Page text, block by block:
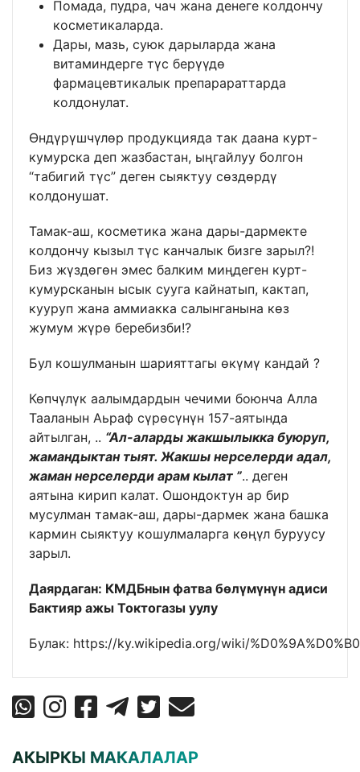
Помада, пудра, чач жана денеге колдончу
косметикаларда.
Дары, мазь, суюк дарыларда жана
витаминдерге түс берүүдө
фармацевтикалык препарараттарда
колдонулат.
Өндүрүшчүлөр продукцияда так даана курт-
кумурска деп жазбастан, ыңгайлуу болгон
“табигий түс” деген сыяктуу сөздөрдү
колдонушат.
Тамак-аш, косметика жана дары-дармекте
колдончу кызыл түс канчалык бизге зарыл?!
Биз жүздөгөн эмес балким миңдеген курт-
кумурсканын ысык сууга кайнатып, кактап,
кууруп жана аммиакка салынганына көз
жумум жүрө беребизби!?
Бул кошулманын шарияттагы өкүмү кандай ?
Көпчүлүк аалымдардын чечими боюнча Алла
Тааланын Аьраф сүрөсүнүн 157-аятында
айтылган, .. “Ал-аларды жакшылыкка буюруп,
жамандыктан тыят. Жакшы нерселерди адал,
жаман нерселерди арам кылат ”.. деген
аятына кирип калат. Ошондоктун ар бир
мусулман тамак-аш, дары-дармек жана башка
кармин сыяктуу кошулмаларга көңүл буруусу
зарыл.
Даярдаган: КМДБнын фатва бөлүмүнүн адиси
Бактияр ажы Токтогазы уулу
Булак: https://ky.wikipedia.org/wiki/
АКЫРКЫ МАКАЛАЛАР